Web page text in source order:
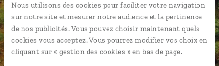
Nous utilisons des cookies pour faciliter votre navigation
sur notre site et mesurer notre audience et la pertinence
de nos publicités. Vous pouvez choisir maintenant quels
cookies vous acceptez. Vous pourrez modifier vos choix en
cliquant sur « gestion des cookies » en bas de page.
Luciole,
l'appli qui vous guide au
Guatemala